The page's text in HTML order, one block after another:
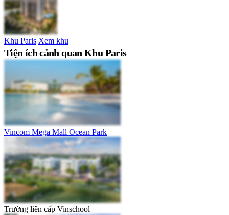
Khu Paris Xem khu
Tiện ích cảnh quan Khu Paris
Vincom Mega Mall Ocean Park
Trường liên cấp Vinschool